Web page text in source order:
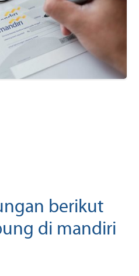
berikut
di mandiri